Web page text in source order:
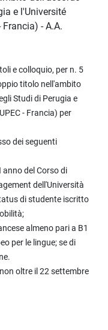
e l'Université
Francia) - A.A.
e colloquio, per n. 5
titolo nell'ambito
Studi di Perugia e
- Francia) per
dei seguenti
anno del Corso di
dell'Università
di studente iscritto
almeno pari a B1
per le lingue; se di
oltre il 22 settembre